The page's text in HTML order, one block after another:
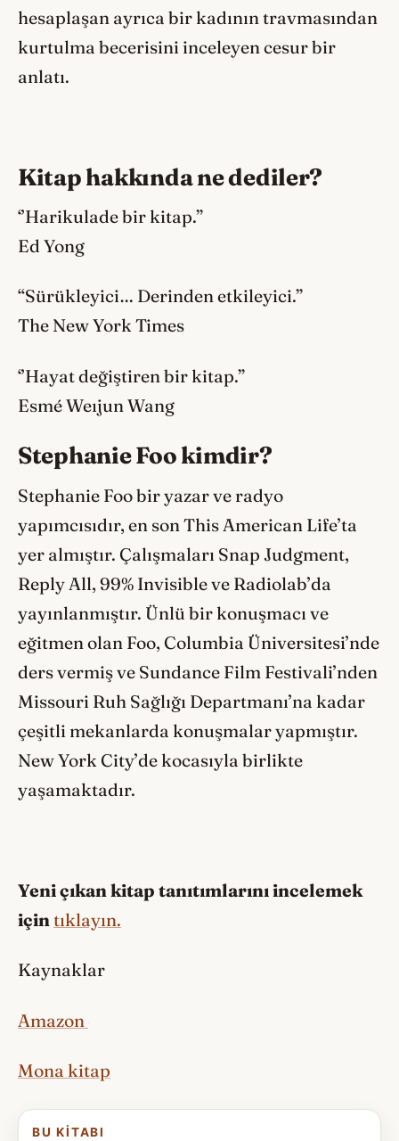
hesaplaşan ayrıca bir kadının travmasından
kurtulma becerisini inceleyen cesur bir
anlatı.
Kitap hakkında ne dediler?
‘’Harikulade bir kitap.”
Ed Yong
“Sürükleyici… Derinden etkileyici.”
The New York Times
‘’Hayat değiştiren bir kitap.”
Esmé Weıjun Wang
Stephanie Foo kimdir?
Stephanie Foo bir yazar ve radyo
yapımcısıdır, en son This American Life’ta
yer almıştır. Çalışmaları Snap Judgment,
Reply All, 99% Invisible ve Radiolab’da
yayınlanmıştır. Ünlü bir konuşmacı ve
eğitmen olan Foo, Columbia Üniversitesi’nde
ders vermiş ve Sundance Film Festivali’nden
Missouri Ruh Sağlığı Departmanı’na kadar
çeşitli mekanlarda konuşmalar yapmıştır.
New York City’de kocasıyla birlikte
yaşamaktadır.
Yeni çıkan kitap tanıtımlarını incelemek
için tıklayın.
Kaynaklar
Amazon
Mona kitap
BU KITABI